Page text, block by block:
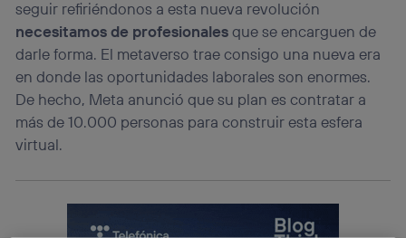
seguir refiriéndonos a esta nueva revolución
necesitamos de profesionalesque se encarguen de
darle forma. El metaverso trae consigo una nueva era
en donde las oportunidades laborales son enormes.
De hecho, Meta anunció que su plan es contratar a
más de 10.000 personas para construir esta esfera
virtual.